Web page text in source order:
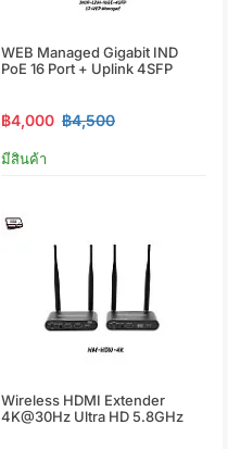
WEB Managed Gigabit IND
PoE 16 Port + Uplink 4SFP
฿4,000 ฿4,500
มีสินค้า
Wireless HDMI Extender
4K@30Hz Ultra HD 5.8GHz